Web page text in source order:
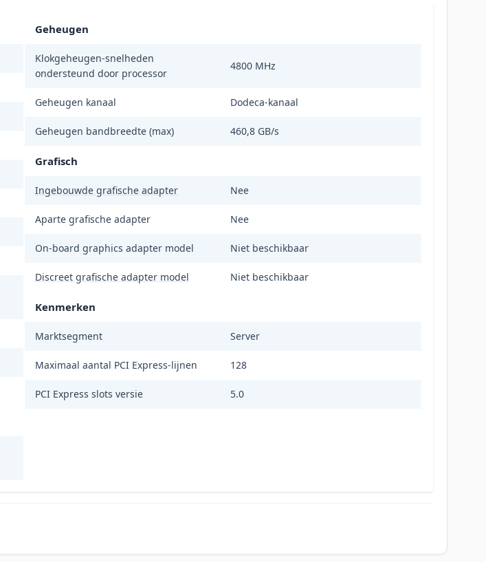
Geheugen
Klokgeheugen-snelheden
ondersteund door processor
4800 MHz
Geheugen kanaal Dodeca-kanaal
Geheugen bandbreedte (max) 460,8 GB/s
Grafisch
Ingebouwde grafische adapter Nee
Aparte grafische adapter Nee
On-board graphics adapter model Niet beschikbaar
Discreet grafische adapter model Niet beschikbaar
Kenmerken
Marktsegment Server
Maximaal aantal PCI Express-lijnen 128
PCI Express slots versie 5.0